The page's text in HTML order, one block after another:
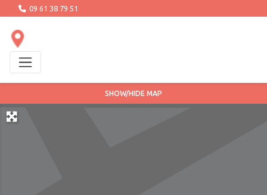
09 61 38 79 51
SHOW/HIDE MAP